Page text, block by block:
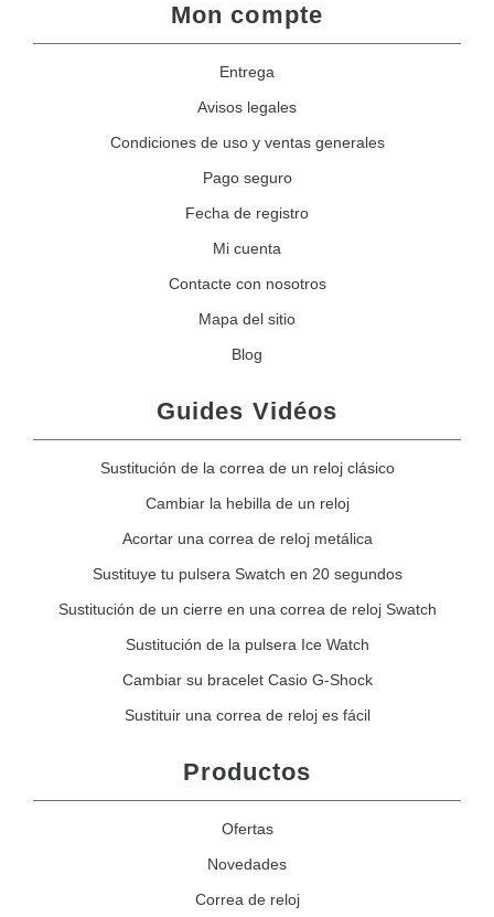
Mon compte
Entrega
Avisos legales
Condiciones de uso y ventas generales
Pago seguro
Fecha de registro
Mi cuenta
Contacte con nosotros
Mapa del sitio
Blog
Guides Vidéos
Sustitución de la correa de un reloj clásico
Cambiar la hebilla de un reloj
Acortar una correa de reloj metálica
Sustituye tu pulsera Swatch en 20 segundos
Sustitución de un cierre en una correa de reloj Swatch
Sustitución de la pulsera Ice Watch
Cambiar su bracelet Casio G-Shock
Sustituir una correa de reloj es fácil
Productos
Ofertas
Novedades
Correa de reloj